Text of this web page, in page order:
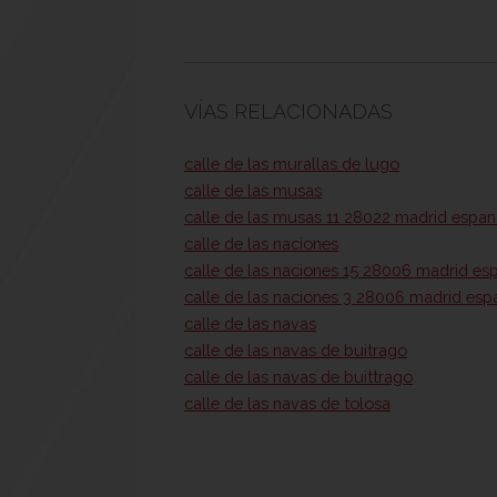
VÍAS RELACIONADAS
calle de las murallas de lugo
calle de las musas
calle de las musas 11 28022 madrid
calle de las naciones
calle de las naciones 15 28006 madrid
calle de las naciones 3 28006 madrid
calle de las navas
calle de las navas de buitrago
calle de las navas de buittrago
calle de las navas de tolosa